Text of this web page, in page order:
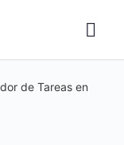
de Tareas en